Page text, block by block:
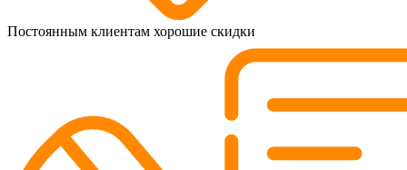
Постоянным клиентам хорошие скидки